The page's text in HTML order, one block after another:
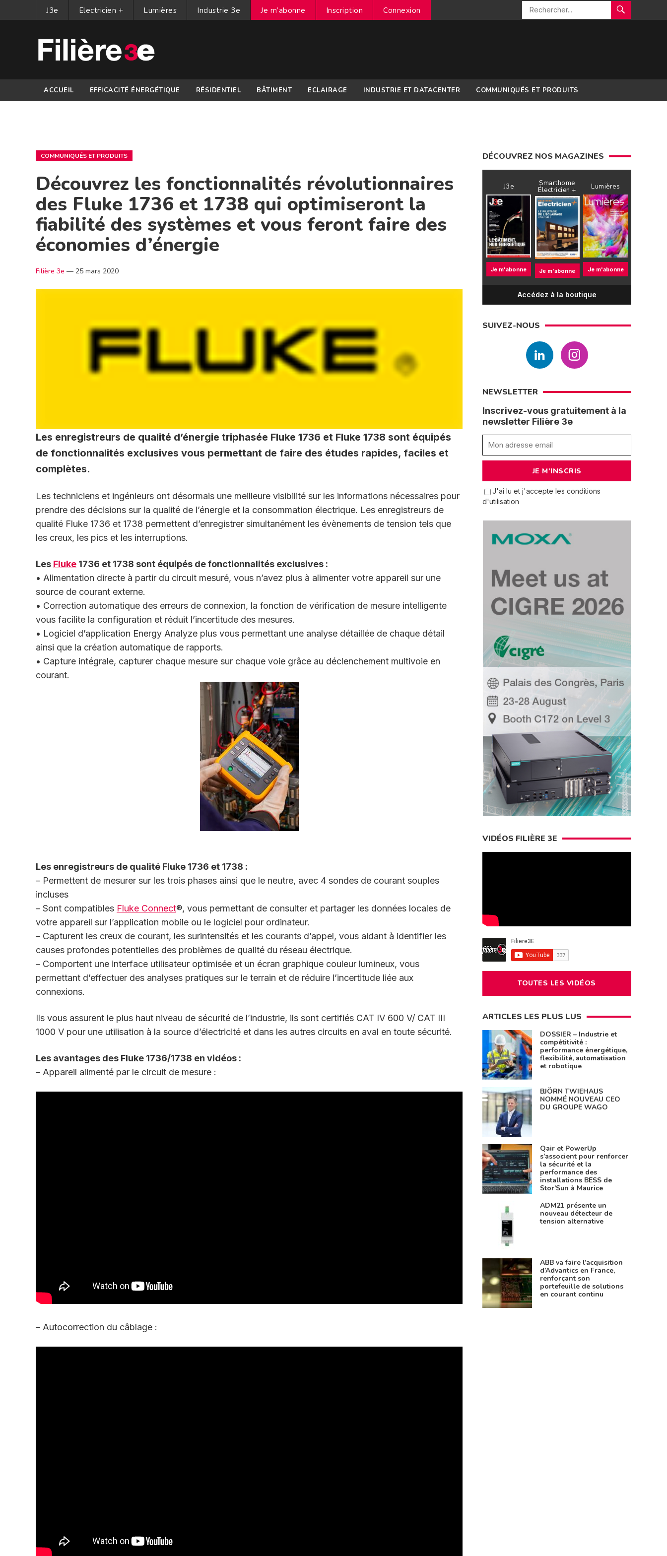
J3e Electricien + Lumières Industrie 3e Je m’abonne Inscription Connexion
ACCUEIL EFFICACITÉ ÉNERGÉTIQUE RÉSIDENTIEL BÂTIMENT ECLAIRAGE INDUSTRIE ET DATACENTER COMMUNIQUÉS ET PRODUITS
COMMUNIQUÉS ET PRODUITS
Découvrez les fonctionnalités révolutionnaires
des Fluke 1736 et 1738 qui optimiseront la
fiabilité des systèmes et vous feront faire des
économies d’énergie
Filière 3e — 25 mars 2020
Les enregistreurs de qualité d’énergie triphasée Fluke 1736 et Fluke 1738 sont équipés
de fonctionnalités exclusives vous permettant de faire des études rapides, faciles et
complètes.
Les techniciens et ingénieurs ont désormais une meilleure visibilité sur les informations nécessaires pour
prendre des décisions sur la qualité de l’énergie et la consommation électrique. Les enregistreurs de
qualité Fluke 1736 et 1738 permettent d’enregistrer simultanément les évènements de tension tels que
les creux, les pics et les interruptions.
Les Fluke 1736 et 1738 sont équipés de fonctionnalités exclusives :
• Alimentation directe à partir du circuit mesuré, vous n’avez plus à alimenter votre appareil sur une
source de courant externe.
• Correction automatique des erreurs de connexion, la fonction de vérification de mesure intelligente
vous facilite la configuration et réduit l’incertitude des mesures.
• Logiciel d’application Energy Analyze plus vous permettant une analyse détaillée de chaque détail
ainsi que la création automatique de rapports.
• Capture intégrale, capturer chaque mesure sur chaque voie grâce au déclenchement multivoie en
courant.
Les enregistreurs de qualité Fluke 1736 et 1738 :
– Permettent de mesurer sur les trois phases ainsi que le neutre, avec 4 sondes de courant souples
incluses
– Sont compatibles Fluke Connect®, vous permettant de consulter et partager les données locales de
votre appareil sur l’application mobile ou le logiciel pour ordinateur.
– Capturent les creux de courant, les surintensités et les courants d’appel, vous aidant à identifier les
causes profondes potentielles des problèmes de qualité du réseau électrique.
– Comportent une interface utilisateur optimisée et un écran graphique couleur lumineux, vous
permettant d’effectuer des analyses pratiques sur le terrain et de réduire l’incertitude liée aux
connexions.
Ils vous assurent le plus haut niveau de sécurité de l’industrie, ils sont certifiés CAT IV 600 V/ CAT III
1000 V pour une utilisation à la source d’électricité et dans les autres circuits en aval en toute sécurité.
Les avantages des Fluke 1736/1738 en vidéos :
– Appareil alimenté par le circuit de mesure :
– Autocorrection du câblage :
DÉCOUVREZ NOS MAGAZINES
J3e
Je m'abonne
Smarthome
Électricien +
Je m'abonne
Lumières
Je m'abonne
Accédez à la boutique
SUIVEZ-NOUS
NEWSLETTER
Inscrivez-vous gratuitement à la
newsletter Filière 3e
J'ai lu et j'accepte les conditions
d'utilisation
VIDÉOS FILIÈRE 3E
TOUTES LES VIDÉOS
ARTICLES LES PLUS LUS
DOSSIER – Industrie et
compétitivité :
performance énergétique,
flexibilité, automatisation
et robotique
BJÖRN TWIEHAUS
NOMMÉ NOUVEAU CEO
DU GROUPE WAGO
Qair et PowerUp
s’associent pour renforcer
la sécurité et la
performance des
installations BESS de
Stor’Sun à Maurice
ADM21 présente un
nouveau détecteur de
tension alternative
ABB va faire l’acquisition
d’Advantics en France,
renforçant son
portefeuille de solutions
en courant continu